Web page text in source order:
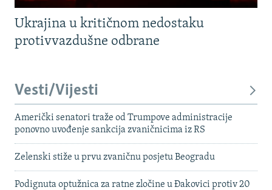
Ukrajina u kritičnom nedostaku
protivvazdušne odbrane
Vesti/Vijesti
Američki senatori traže od Trumpove administracije
ponovno uvođenje sankcija zvaničnicima iz RS
Zelenski stiže u prvu zvaničnu posjetu Beogradu
Podignuta optužnica za ratne zločine u Đakovici protiv 20